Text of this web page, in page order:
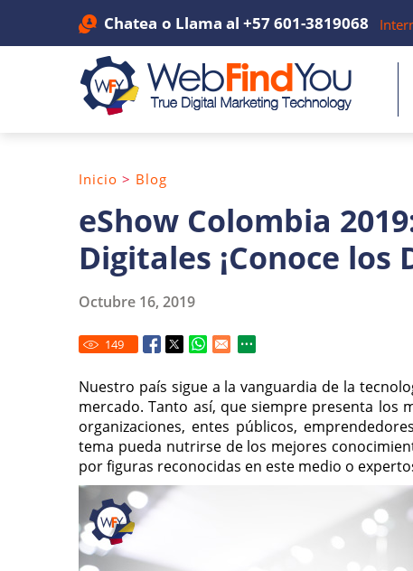
Chatea o Llama al +57 601-3819068
eShow Colombia
Digitales ¡Conoce
Inicio > Blog
Octubre 16, 2019
149
Nuestro país sigue a la vanguardia de la
mercado. Tanto así, que siempre presenta los
organizaciones, entes públicos,
tema pueda nutrirse de los mejores
por figuras reconocidas en este medio o